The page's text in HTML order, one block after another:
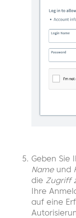
Geben Sie
Name und
die Zugriff
Ihre
auf eine